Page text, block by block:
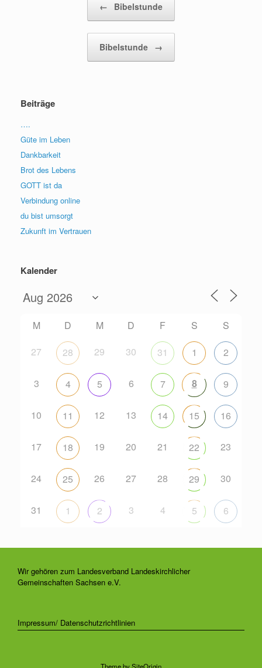
← Bibelstunde
Bibelstunde →
Beiträge
….
Güte im Leben
Dankbarkeit
Brot des Lebens
GOTT ist da
Verbindung online
du bist umsorgt
Zukunft im Vertrauen
Kalender
M D M D F S
S
27
28 29 30 31 1 2
3 4 5 6 7 8 9
10 11 12 13 14 15 16
17 18 19 20 21 22 23
24 25 26 27 28 29 30
31 1 2 3 4 5 6
Wir gehören zum Landesverband Landeskirchlicher
Gemeinschaften Sachsen e.V.
Impressum/ Datenschutzrichtlinien